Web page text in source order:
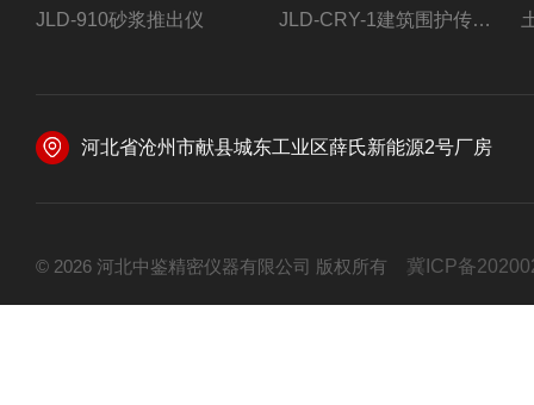
JLD-910砂浆推出仪 JLD-CRY-1建筑围护传热系数现场检测仪仪器
河北省沧州市献县城东工业区薛氏新能源2号厂房
© 2026 河北中鉴精密仪器有限公司 版权所有 冀ICP备